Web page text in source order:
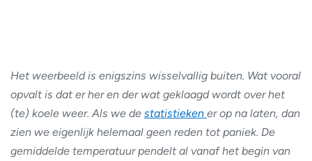
Het weerbeeld is enigszins wisselvallig buiten. Wat vooral
opvalt is dat er her en der wat geklaagd wordt over het
(te) koele weer. Als we de statistieken er op na laten, dan
zien we eigenlijk helemaal geen reden tot paniek. De
gemiddelde temperatuur pendelt al vanaf het begin van